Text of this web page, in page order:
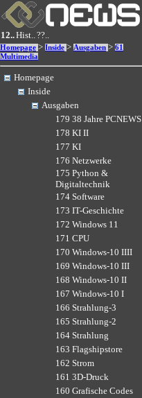
12..Hist..??..
Homepage > Inside > Ausgaben > 61
Multimedia
Homepage
Inside
Ausgaben
179 38 Jahre PCNEWS
178 KI II
177 KI
176 Netzwerke
175 Python &
Digitaltechnik
174 Software
173 IT-Geschichte
172 Windows 11
171 CPU
170 Windows-10 IIII
169 Windows-10 III
168 Windows-10 II
167 Windows-10 I
166 Strahlung-3
165 Strahlung-2
164 Strahlung
163 Flagshipstore
162 Strom
161 3D-Druck
160 Grafische Codes